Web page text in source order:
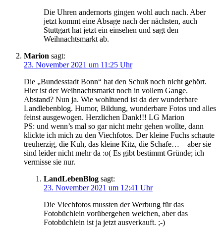
Die Uhren andernorts gingen wohl auch nach. Aber
jetzt kommt eine Absage nach der nächsten, auch
Stuttgart hat jetzt ein einsehen und sagt den
Weihnachtsmarkt ab.
Marion sagt:
23. November 2021 um 11:25 Uhr
Die „Bundesstadt Bonn“ hat den Schuß noch nicht gehört.
Hier ist der Weihnachtsmarkt noch in vollem Gange.
Abstand? Nun ja. Wie wohltuend ist da der wunderbare
Landlebenblog. Humor, Bildung, wunderbare Fotos und alles
feinst ausgewogen. Herzlichen Dank!!! LG Marion
PS: und wenn’s mal so gar nicht mehr gehen wollte, dann
klickte ich mich zu den Viechfotos. Der kleine Fuchs schaute
treuherzig, die Kuh, das kleine Kitz, die Schafe… – aber sie
sind leider nicht mehr da :o( Es gibt bestimmt Gründe; ich
vermisse sie nur.
LandLebenBlog sagt:
23. November 2021 um 12:41 Uhr
Die Viechfotos mussten der Werbung für das
Fotobüchlein vorübergehen weichen, aber das
Fotobüchlein ist ja jetzt ausverkauft. ;-)